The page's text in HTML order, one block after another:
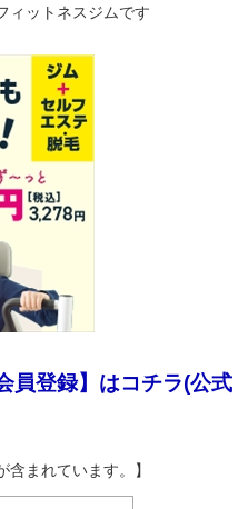
ィットネスジムです
員登録】はコチラ(公式
含まれています。】